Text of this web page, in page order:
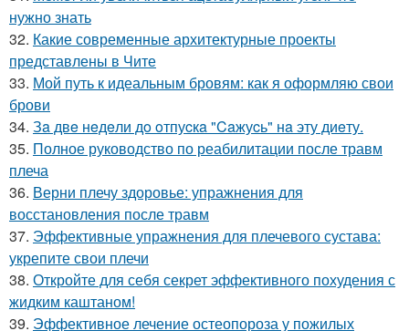
нужно знать
32. Какие современные архитектурные проекты
представлены в Чите
33. Мой путь к идеальным бровям: как я оформляю свои
брови
34. Зa двe нeдeли дo oтпуcкa "Caжуcь" нa эту диeту.
35. Полное руководство по реабилитации после травм
плеча
36. Верни плечу здоровье: упражнения для
восстановления после травм
37. Эффективные упражнения для плечевого сустава:
укрепите свои плечи
38. Откройте для себя секрет эффективного похудения с
жидким каштаном!
39. Эффективное лечение остеопороза у пожилых